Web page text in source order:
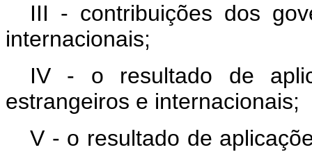
III - contribuições dos
internacionais;
IV - o resultado de
estrangeiros e internacionais;
V - o resultado de